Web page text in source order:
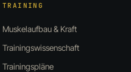
TRAINING
Muskelaufbau & Kraft
Trainingswissenschaft
Trainingspläne